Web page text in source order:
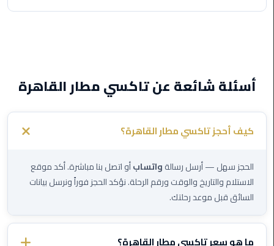
ليموزين
بنها
ليموزين
العبور
ليموزين
6
اكتوبر
الخط
الساخن
أسئلة شائعة عن تاكسي مطار القاهرة
كيف أحجز تاكسي مطار القاهرة؟
الحجز سهل — أرسل رسالةواتسابأو اتصل بنا مباشرة. أكد موقع
الاستلام والتاريخ والوقت ورقم الرحلة. نؤكد الحجز فوراً ونرسل بيانات
السائق قبل موعد رحلتك.
ما هو سعر تاكسي مطار القاهرة؟